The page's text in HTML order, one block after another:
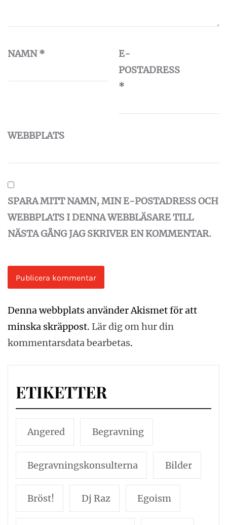
NAMN*
E-
POSTADRESS
*
WEBBPLATS
SPARA MITT NAMN, MIN E-POSTADRESS OCH
WEBBPLATS I DENNA WEBBLÄSARE TILL
NÄSTA GÅNG JAG SKRIVER EN KOMMENTAR.
Denna webbplats använder Akismet för att
minska skräppost. Lär dig om hur din
kommentarsdata bearbetas.
ETIKETTER
Angered Begravning
Begravningskonsulterna Bilder
Bröst! Dj Raz Egoism